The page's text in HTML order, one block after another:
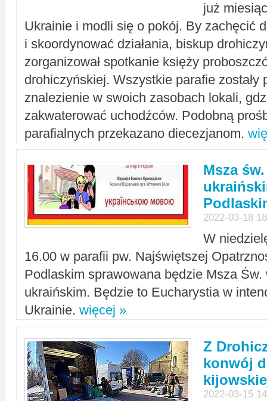
już
Ukrainie i modli się o pokój. By zachęcić
i skoordynować działania, biskup
zorganizował spotkanie księży
drohiczyńskiej. Wszystkie parafie zostały
znalezienie w swoich zasobach lokali,
zakwaterować uchodźców. Podobną
parafialnych przekazano diecezjanom.
Msza
2022-03-18
W
16.00 w parafii pw. Najświętszej
Podlaskim sprawowana będzie Msza Św.
ukraińskim. Będzie to Eucharystia w
Ukrainie. więcej »
Z
konwój
2022-03-15